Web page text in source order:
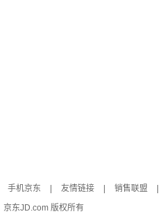
手机京东 友情链接 销售联盟
京东JD.com 版权所有